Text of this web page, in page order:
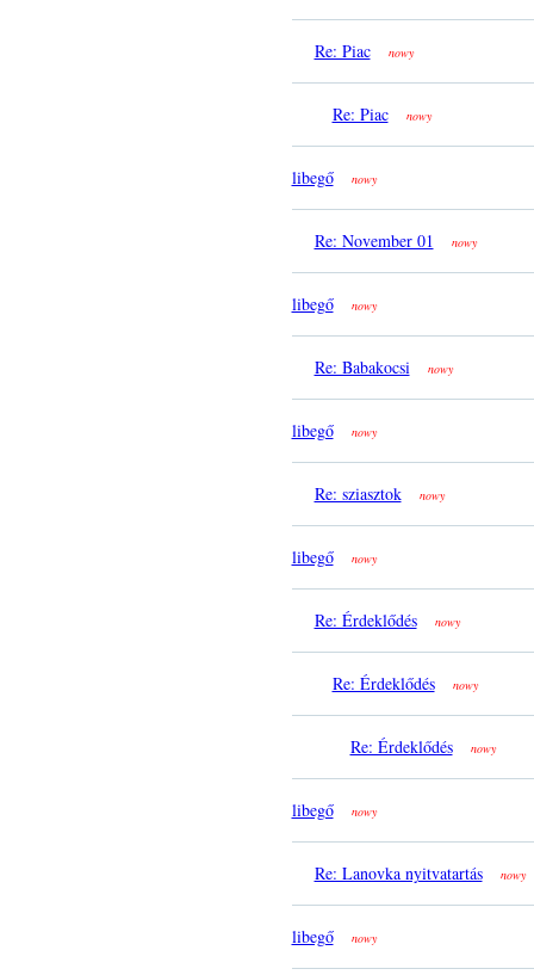
Re: Piac nowy
Re: Piac nowy
libegő nowy
Re: November 01 nowy
libegő nowy
Re: Babakocsi nowy
libegő nowy
Re: sziasztok nowy
libegő nowy
Re: Érdeklődés nowy
Re: Érdeklődés nowy
Re: Érdeklődés nowy
libegő nowy
Re: Lanovka nyitvatartás nowy
libegő nowy